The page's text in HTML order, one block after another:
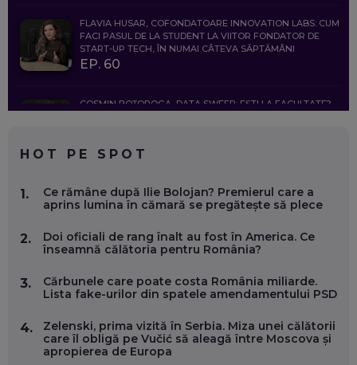
FLAVIA HUSAR, COFONDATOARE INNOVATION LABS: CUM
FACI PASUL DE LA STUDENT LA VIITOR FONDATOR DE
START-UP TECH, ÎN NUMAI CÂTEVA SĂPTĂMÂNI
EP. 60
COSMIN BOȚOROGA, DATA SWEEP: EȘTI LA FACULTATE?
FOLOSEȘTI TEHNOLOGIA CA SĂ FII MAI BUN LA JOB. ȘI CUM
SE VA SCHIMBA MUNCA, ÎN URMĂTORII ANI
FOLOSEȘTI TEHNOLOGIA CA SĂ ÎȚI DESCHIZI DRUMUL
CĂTRE ARTĂ, LA NIVEL GLOBAL
ANDREI AVĂDANEI, BIT SENTINEL: CUM ÎȚI PROTEJEZI
EFICIENT VIAȚA ONLINE. ȘI CARE SUNT PRIMII PAȘI ÎNTR-O
HOT PE SPOT
1.
Ce rămâne după Ilie Bolojan? Premierul care a
aprins lumina în cămară se pregătește să plece
2.
Doi oficiali de rang înalt au fost în America. Ce
înseamnă călătoria pentru România?
3.
Cărbunele care poate costa România miliarde.
Lista fake-urilor din spatele amendamentului PSD
4.
Zelenski, prima vizită în Serbia. Miza unei călătorii
care îl obligă pe Vučić să aleagă între Moscova și
apropierea de Europa